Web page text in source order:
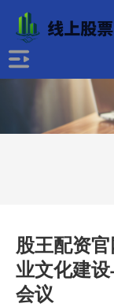
股王配资
业文化建
会议